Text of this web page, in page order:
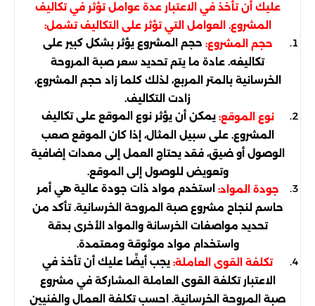
عليك أن تأخذ في الاعتبار عدة عوامل تؤثر في تكاليف
المشروع. العوامل التي تؤثر على التكاليف تشمل:
حجم المشروع: حجم المشروع يؤثر بشكل كبير على
تكاليفه. عادة ما يتم تحديد سعر صبة المروحة
الخرسانية بالمتر المربع، لذلك كلما زاد حجم المشروع،
زادت التكاليف.
نوع الموقع: يمكن أن يؤثر نوع الموقع على تكاليف
المشروع. على سبيل المثال، إذا كان الموقع صعب
الوصول أو ضيق، فقد يحتاج العمل إلى معدات إضافية
وتعويض للوصول إلى الموقع.
جودة المواد: استخدم مواد ذات جودة عالية هي أمر
حاسم لنجاح مشروع صبة المروحة الخرسانية. تأكد من
تحديد مواصفات الخرسانة والمواد الأخرى بدقة
واستخدام مواد موثوقة ومعتمدة.
تكلفة القوى العاملة: يجب أيضًا عليك أن تأخذ في
الاعتبار تكلفة القوى العاملة المشاركة في مشروع
صبة المروحة الخرسانية. احسب تكلفة العمال والفنيين